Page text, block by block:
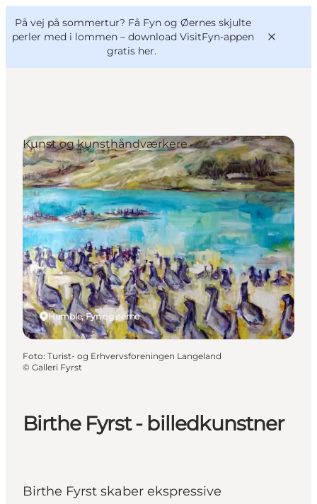
På vej på sommertur? Få Fyn og Øernes skjulte
perler med i lommen – download VisitFyn-appen
gratis her.
Oplevelser
Outdoor
Mad og drikke
Overnatning
Book lokale oplevelser
VisitFyn
Deutsch
Birthe Fyrst - billedkunstner
Birthe Fyrst skaber ekspressive
Humble, Fyn og øerne
Kunst og kunsthåndværkere
Foto: Turist- og Erhvervsforeningen Langeland
© Galleri Fyrst